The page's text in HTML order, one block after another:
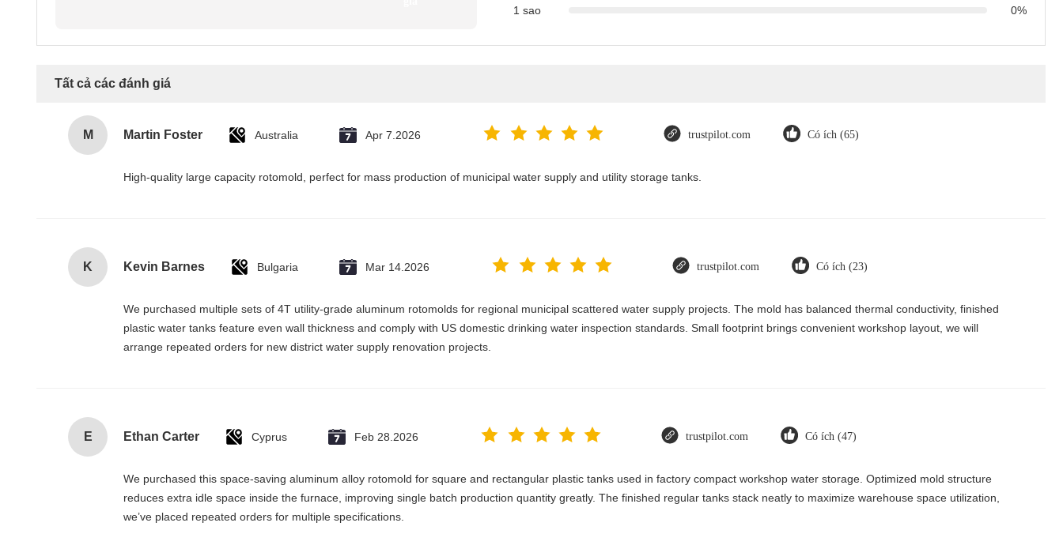
1 sao
0%
Tất cả các đánh giá
M Martin Foster Australia Apr 7.2026 trustpilot.com Có ích (65)
High-quality large capacity rotomold, perfect for mass production of municipal water supply and utility storage tanks.
K Kevin Barnes Bulgaria Mar 14.2026 trustpilot.com Có ích (23)
We purchased multiple sets of 4T utility-grade aluminum rotomolds for regional municipal scattered water supply projects. The mold has balanced thermal conductivity, finished
plastic water tanks feature even wall thickness and comply with US domestic drinking water inspection standards. Small footprint brings convenient workshop layout, we will
arrange repeated orders for new district water supply renovation projects.
E Ethan Carter Cyprus Feb 28.2026 trustpilot.com Có ích (47)
We purchased this space-saving aluminum alloy rotomold for square and rectangular plastic tanks used in factory compact workshop water storage. Optimized mold structure
reduces extra idle space inside the furnace, improving single batch production quantity greatly. The finished regular tanks stack neatly to maximize warehouse space utilization,
we’ve placed repeated orders for multiple specifications.